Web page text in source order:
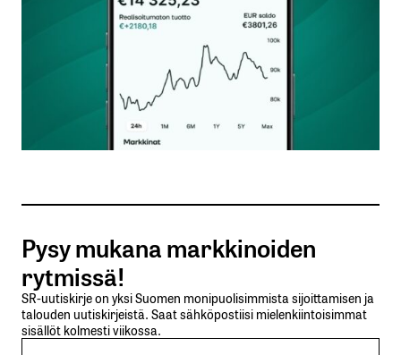
Nimesi tai nimimerkkisi
Sähköpostiosoitteesi
Tilaa SalkunRakentajan uutiskirje
Lähetä kommentti
Pysy mukana markkinoiden
rytmissä!
SR-uutiskirje on yksi Suomen monipuolisimmista sijoittamisen ja
talouden uutiskirjeistä. Saat sähköpostiisi mielenkiintoisimmat
sisällöt kolmesti viikossa.